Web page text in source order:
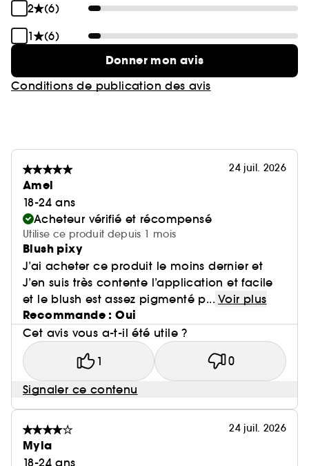
2
(6)
1
(6)
Donner mon avis
Conditions de publication des avis
24 juil. 2026
Amel
18-24 ans
Acheteur vérifié et récompensé
Utilise ce produit depuis 1 mois
Blush pixy
J’ai acheter ce produit le moins dernier et
J’en suis très contente l’application et facile
et le blush est assez pigmenté p... Voir plus
Recommande : Oui
Cet avis vous a-t-il été utile ?
1 0
Signaler ce contenu
24 juil. 2026
Myla
18-24 ans